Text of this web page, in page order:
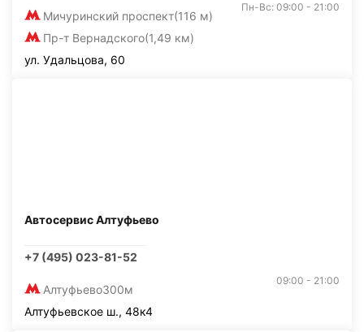
Мичуринский проспект(116 м)
Пр-т Вернадского(1,49 км)
Пн-Вс: 09:00 - 21:00
ул. Удальцова, 60
Автосервис Алтуфьево
+7 (495) 023-81-52
Алтуфьево300м
09:00 - 21:00
Алтуфьевское ш., 48к4